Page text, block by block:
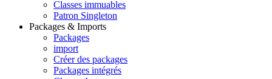
Classes immuables
Patron Singleton
Packages & Imports
Packages
import
Créer des packages
Packages intégrés